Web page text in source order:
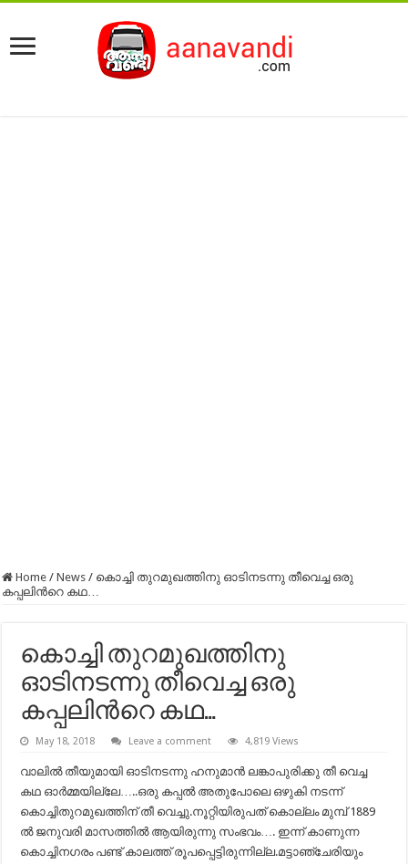
Home / News / കൊച്ചി തുറമുഖത്തിനു ഓടിനടന്നു തീവെച്ച ഒരു
കപ്പലിന്‍റെ കഥ…
കൊച്ചി തുറമുഖത്തിനു
ഓടിനടന്നു തീവെച്ച ഒരു
കപ്പലിന്‍റെ കഥ…
May 18, 2018 Leave a comment 4,819 Views
വാലിൽ തീയുമായി ഓടിനടന്നു ഹനുമാൻ ലങ്കാപുരിക്കു തീ വെച്ച
കഥ ഓർമ്മയില്ലേ…..ഒരു കപ്പൽ അതുപോലെ ഒഴുകി നടന്ന്
കൊച്ചിതുറമുഖത്തിന് തീ വെച്ചു.നൂറ്റിയിരുപത് കൊല്ലം മുമ്പ് 1889
ൽ ജനുവരി മാസത്തിൽ ആയിരുന്നു സംഭവം…. ഇന്ന് കാണുന്ന
കൊച്ചിനഗരം പണ്ട് കാലത്ത് രൂപപ്പെട്ടിരുന്നില്ല.മട്ടാഞ്ചേരിയും